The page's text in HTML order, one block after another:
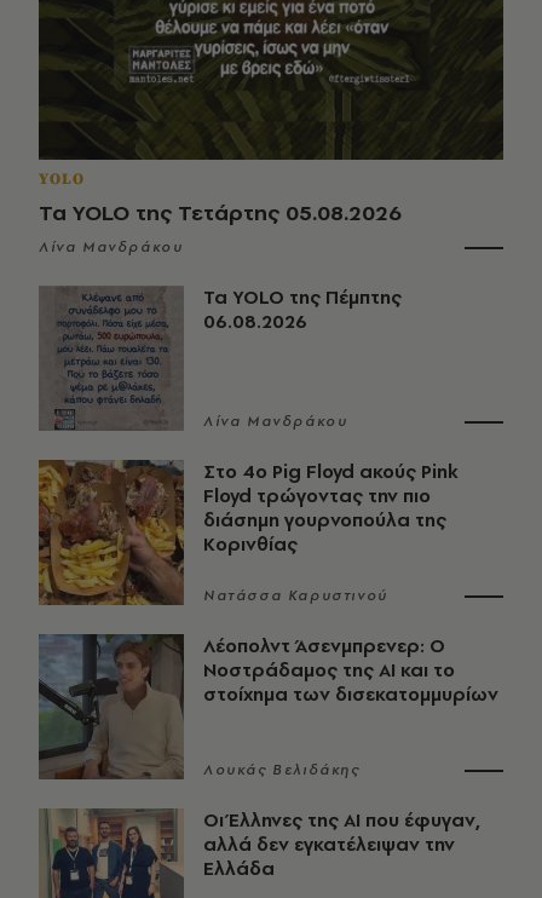
YOLO
Τα YOLO της Τετάρτης 05.08.2026
Λίνα Μανδράκου
Τα YOLO της Πέμπτης
06.08.2026
Λίνα Μανδράκου
Στο 4ο Pig Floyd ακούς Pink
Floyd τρώγοντας την πιο
διάσημη γουρνοπούλα της
Κορινθίας
Νατάσσα Καρυστινού
Λέοπολντ Άσενμπρενερ: Ο
Νοστράδαμος της AI και το
στοίχημα των δισεκατομμυρίων
Λουκάς Βελιδάκης
Οι Έλληνες της ΑΙ που έφυγαν,
αλλά δεν εγκατέλειψαν την
Ελλάδα